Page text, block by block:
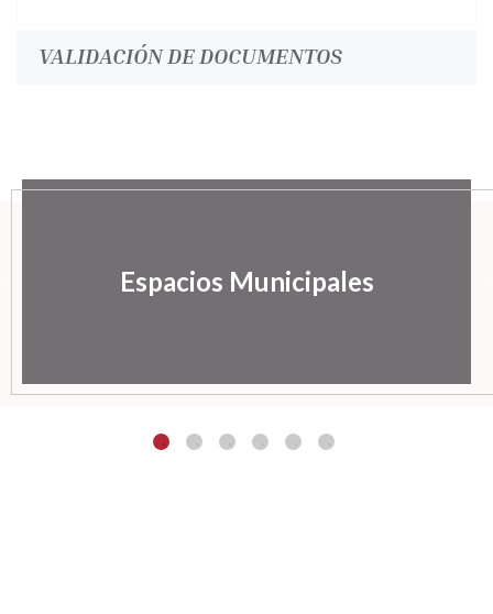
VALIDACIÓN DE DOCUMENTOS
Espacios Municipales